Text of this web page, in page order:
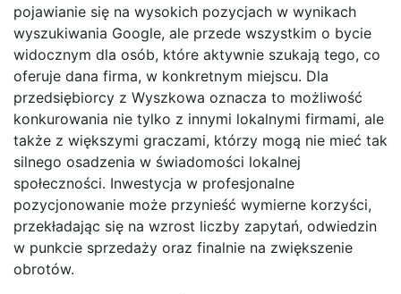
pojawianie się na wysokich pozycjach w wynikach
wyszukiwania Google, ale przede wszystkim o bycie
widocznym dla osób, które aktywnie szukają tego, co
oferuje dana firma, w konkretnym miejscu. Dla
przedsiębiorcy z Wyszkowa oznacza to możliwość
konkurowania nie tylko z innymi lokalnymi firmami, ale
także z większymi graczami, którzy mogą nie mieć tak
silnego osadzenia w świadomości lokalnej
społeczności. Inwestycja w profesjonalne
pozycjonowanie może przynieść wymierne korzyści,
przekładając się na wzrost liczby zapytań, odwiedzin
w punkcie sprzedaży oraz finalnie na zwiększenie
obrotów.